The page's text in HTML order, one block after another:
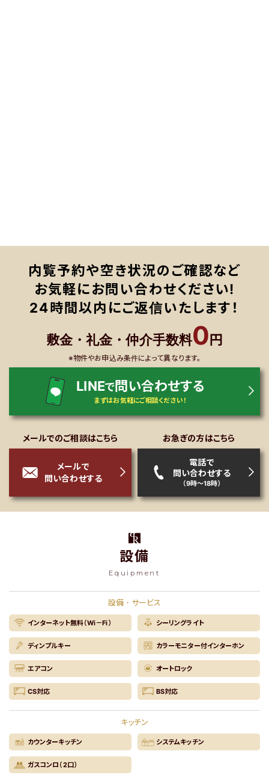
内覧予約や空き状況のご確認など
お気軽にお問い合わせください!
24時間以内にご返信いたします！
敷金・礼金・仲介手数料0円
※物件やお申込み条件によって異なります。
LINEで問い合わせする
まずはお気軽にご相談ください！
メールでのご相談はこちら
メールで
問い合わせする
お急ぎの方はこちら
電話で
問い合わせする
（9時～18時）
設備
Equipment
設備・サービス
インターネット無料（Wi－Fi） シーリングライト
ディンプルキー カラーモニター付インターホン
エアコン オートロック
CS対応 BS対応
キッチン
カウンターキッチン システムキッチン
ガスコンロ（2口）